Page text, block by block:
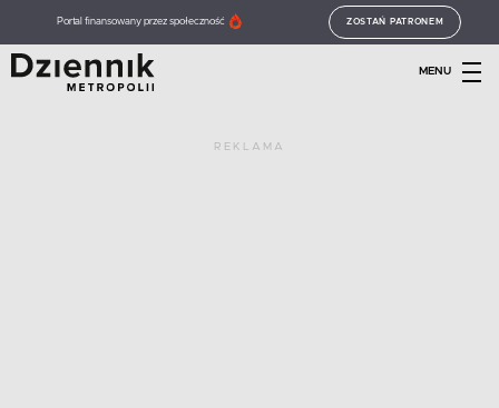
Portal finansowany przez społeczność ZOSTAŃ PATRONEM
MENU
REKLAMA